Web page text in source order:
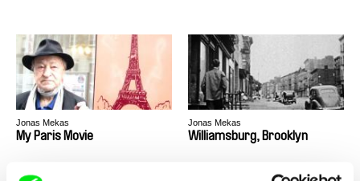
Jonas Mekas
My Paris Movie
Jonas Mekas
Williamsburg, Brooklyn